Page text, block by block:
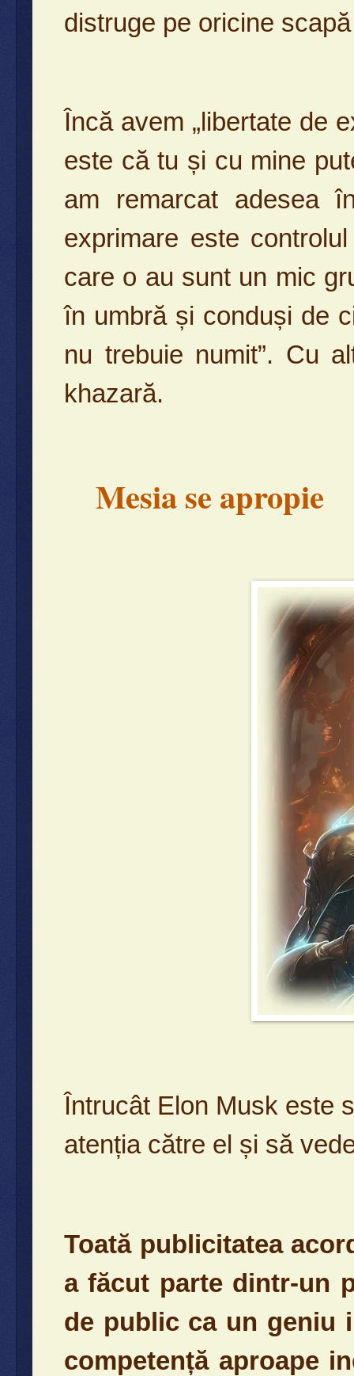
distruge pe oricine
Încă avem „libertate de
este că tu și cu mine
am remarcat adesea
exprimare este
care o au sunt un mic
în umbră și conduși de
nu trebuie numit”. Cu
khazară.
Mesia se apropie
Întrucât Elon Musk este
atenția către el și să
Toată publicitatea
a făcut parte dintr-un
de public ca un geniu
competență aproape